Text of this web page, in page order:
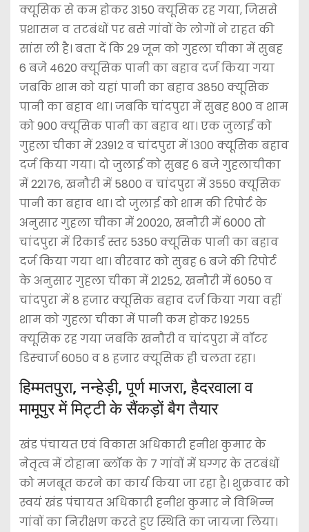
क्यूसिक से कम होकर 3150 क्यूसिक रह गया, जिससे
प्रशासन व तटबंधों पर बसे गांवों के लोगों ने राहत की
सांस ली है। बता दें कि 29 जून को गुहला चीका में सुबह
6 बजे 4620 क्यूसिक पानी का बहाव दर्ज किया गया
जबकि शाम को यहां पानी का बहाव 3850 क्यूसिक
पानी का बहाव था। जबकि चांदपुरा में सुबह 800 व शाम
को 900 क्यूसिक पानी का बहाव था। एक जुलाई को
गुहला चीका में 23912 व चांदपुरा में 1300 क्यूसिक बहाव
दर्ज किया गया। दो जुलाई को सुबह 6 बजे गुहलाचीका
में 22176, खनौरी में 5800 व चांदपुरा में 3550 क्यूसिक
पानी का बहाव था। दो जुलाई को शाम की रिपोर्ट के
अनुसार गुहला चीका में 20020, खनौरी में 6000 तो
चांदपुरा में रिकार्ड स्तर 5350 क्यूसिक पानी का बहाव
दर्ज किया गया था। वीरवार को सुबह 6 बजे की रिपोर्ट
के अनुसार गुहला चीका में 21252, खनौरी में 6050 व
चांदपुरा में 8 हजार क्यूसिक बहाव दर्ज किया गया वहीं
शाम को गुहला चीका में पानी कम होकर 19255
क्यूसिक रह गया जबकि खनौरी व चांदपुरा में वॉटर
डिस्चार्ज 6050 व 8 हजार क्यूसिक ही चलता रहा।
हिम्मतपुरा, नन्हेड़ी, पूर्ण माजरा, हैदरवाला व
मामूपुर में मिट्टी के सैंकड़ों बैग तैयार
खंड पंचायत एवं विकास अधिकारी हनीश कुमार के
नेतृत्व में टोहाना ब्लॉक के 7 गांवों में घग्गर के तटबंधों
को मजबूत करने का कार्य किया जा रहा है। शुक्रवार को
स्वयं खंड पंचायत अधिकारी हनीश कुमार ने विभिन्न
गांवों का निरीक्षण करते हुए स्थिति का जायजा लिया।